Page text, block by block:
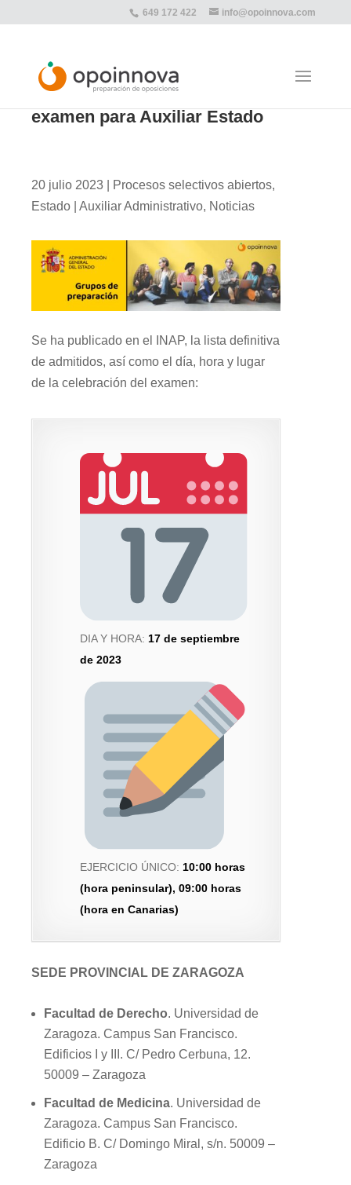
649 172 422 info@opoinnova.com
Listas definitivas y fecha de
examen para Auxiliar Estado
20 julio 2023| Procesos selectivos abiertos,
Estado | Auxiliar Administrativo, Noticias
Se ha publicado en el INAP, la lista definitiva
de admitidos, así como el día, hora y lugar
de la celebración del examen:
DIA Y HORA: 17 de septiembre
de 2023
EJERCICIO ÚNICO: 10:00 horas
(hora peninsular), 09:00 horas
(hora en Canarias)
SEDE PROVINCIAL DE ZARAGOZA
Facultad de Derecho. Universidad de
Zaragoza. Campus San Francisco.
Edificios I y III. C/ Pedro Cerbuna, 12.
50009 – Zaragoza
Facultad de Medicina. Universidad de
Zaragoza. Campus San Francisco.
Edificio B. C/ Domingo Miral, s/n. 50009 –
Zaragoza